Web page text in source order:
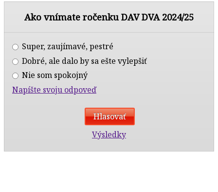
Ako vnímate ročenku DAV DVA 2024/25
Super, zaujímavé, pestré
Dobré, ale dalo by sa ešte vylepšiť
Nie som spokojný
Napíšte svoju odpoveď
Výsledky